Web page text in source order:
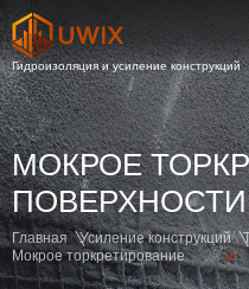
МОКРОЕ
ПОВЕРХНОСТИ
Главная Усиление конструкций
Мокрое торкретирование